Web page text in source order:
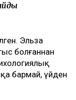
Эльза
болғаннан
бармай, үйден